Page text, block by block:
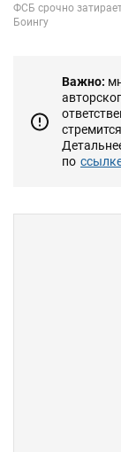
Важно:
по